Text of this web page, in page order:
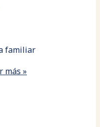
familiar
más »